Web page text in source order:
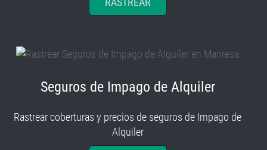
Rastrear coberturas y precios de seguros de Impago de
Alquiler
RASTREAR